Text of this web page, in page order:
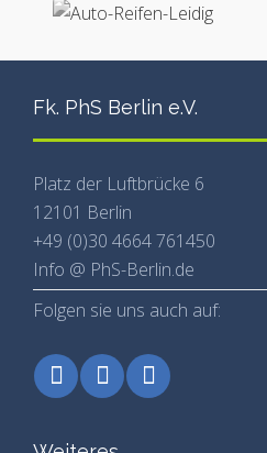
Fk. PhS Berlin e.V.
Platz der Luftbrücke 6
12101 Berlin
+49 (0)30 4664 761450
Info @ PhS-Berlin.de
Folgen sie uns auch auf: